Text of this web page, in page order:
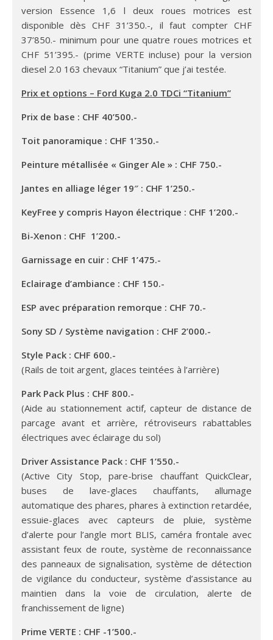
version Essence 1,6 l deux roues motrices est
disponible dès CHF 31’350.-, il faut compter CHF
37’850.- minimum pour une quatre roues motrices et
CHF 51’395.- (prime VERTE incluse) pour la version
diesel 2.0 163 chevaux “Titanium” que j’ai testée.
Prix et options – Ford Kuga 2.0 TDCi “Titanium”
Prix de base : CHF 40’500.-
Toit panoramique : CHF 1’350.-
Peinture métallisée « Ginger Ale » : CHF 750.-
Jantes en alliage léger 19″ : CHF 1’250.-
KeyFree y compris Hayon électrique : CHF 1’200.-
Bi-Xenon : CHF 1’200.-
Garnissage en cuir : CHF 1’475.-
Eclairage d’ambiance : CHF 150.-
ESP avec préparation remorque : CHF 70.-
Sony SD / Système navigation : CHF 2’000.-
Style Pack : CHF 600.-
(Rails de toit argent, glaces teintées à l’arrière)
Park Pack Plus : CHF 800.-
(Aide au stationnement actif, capteur de distance de
parcage avant et arrière, rétroviseurs rabattables
électriques avec éclairage du sol)
Driver Assistance Pack : CHF 1’550.-
(Active City Stop, pare-brise chauffant QuickClear,
buses de lave-glaces chauffants, allumage
automatique des phares, phares à extinction retardée,
essuie-glaces avec capteurs de pluie, système
d’alerte pour l’angle mort BLIS, caméra frontale avec
assistant feux de route, système de reconnaissance
des panneaux de signalisation, système de détection
de vigilance du conducteur, système d’assistance au
maintien dans la voie de circulation, alerte de
franchissement de ligne)
Prime VERTE : CHF -1’500.-